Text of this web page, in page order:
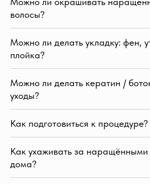
волосы?
Можно ли делать укладку: фен,
плойка?
Можно ли делать кератин /
уходы?
Как подготовиться к процедуре?
Как ухаживать за
дома?